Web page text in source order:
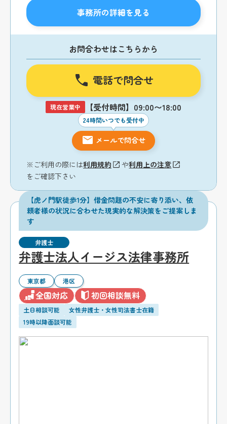
事務所の詳細を見る
お問合わせはこちらから
電話で問合せ
現在営業中 【受付時間】09:00〜18:00
24時間いつでも受付中
メールで問合せ
※ご利用の際には利用規約 や利用上の注意
をご確認下さい
【虎ノ門駅徒歩1分】借金問題の不安に寄り添い、依
頼者様の状況に合わせた現実的な解決策をご提案しま
す
弁護士
弁護士法人イージス法律事務所
東京都 港区
全国対応 初回相談無料
土日相談可能
女性弁護士・女性司法書士在籍
19時以降面談可能